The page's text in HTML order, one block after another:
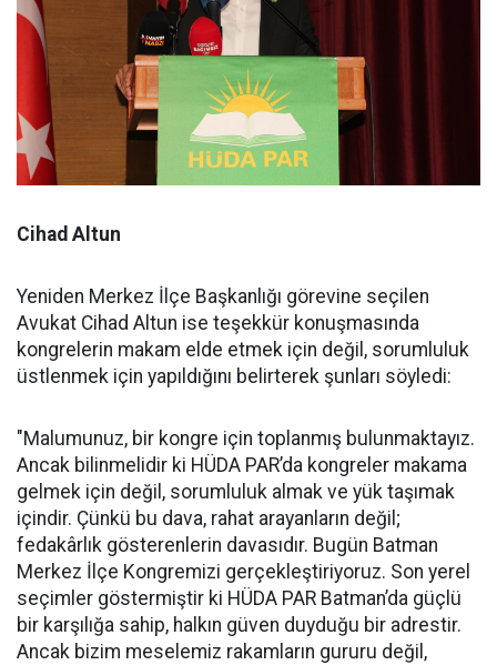
Cihad Altun
Yeniden Merkez İlçe Başkanlığı görevine seçilen
Avukat Cihad Altun ise teşekkür konuşmasında
kongrelerin makam elde etmek için değil, sorumluluk
üstlenmek için yapıldığını belirterek şunları söyledi:
"Malumunuz, bir kongre için toplanmış bulunmaktayız.
Ancak bilinmelidir ki HÜDA PAR’da kongreler makama
gelmek için değil, sorumluluk almak ve yük taşımak
içindir. Çünkü bu dava, rahat arayanların değil;
fedakârlık gösterenlerin davasıdır. Bugün Batman
Merkez İlçe Kongremizi gerçekleştiriyoruz. Son yerel
seçimler göstermiştir ki HÜDA PAR Batman’da güçlü
bir karşılığa sahip, halkın güven duyduğu bir adrestir.
Ancak bizim meselemiz rakamların gururu değil,